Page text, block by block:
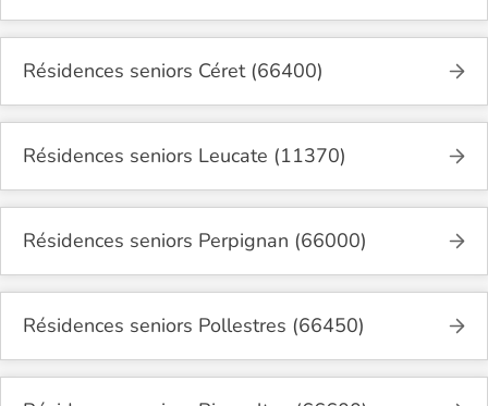
Résidences seniors Céret (66400)
Résidences seniors Leucate (11370)
Résidences seniors Perpignan (66000)
Résidences seniors Pollestres (66450)